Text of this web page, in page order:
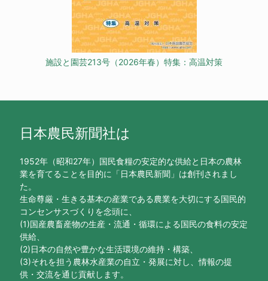
施設と園芸213号（2026年春）特集：高温対策
日本農民新聞社は
1952年（昭和27年）国民食糧の安定的な供給と日本の農林
業を育てることを目的に「日本農民新聞」は創刊されまし
た。
生命尊厳・生きる基本の産業である農業を大切にする国民的
コンセンサスづくりを念頭に、
(1)国産農畜産物の生産・流通・循環による国民の食料の安定
供給、
(2)日本の自然や豊かな生活環境の維持・構築、
(3)それを担う農林水産業の自立・発展に対し、情報の提
供・交流を通じ貢献します。